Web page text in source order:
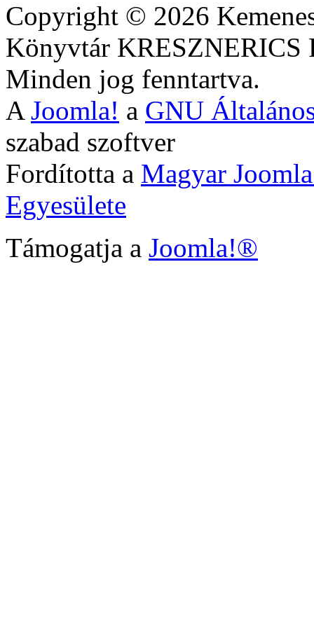
Copyright © 2026
Könyvtár
Minden jog fenntartva.
A Joomla! a GNU
szabad szoftver
Fordította a Magyar
Egyesülete
Támogatja a Joomla!®